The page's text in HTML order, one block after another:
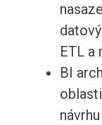
ETL a
BI